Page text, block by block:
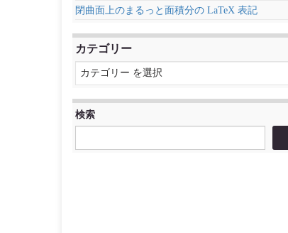
閉曲面上のまるっと面積分の LaTeX 表記
カテゴリー
検索